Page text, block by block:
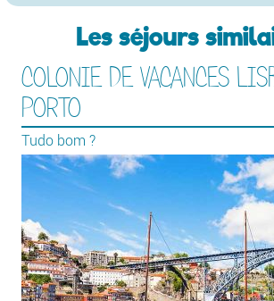
Les séjours
COLONIE DE VACANCES
PORTO
Tudo bom ?